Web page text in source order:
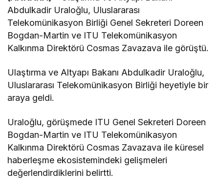
Abdulkadir Uraloğlu, Uluslararası
Telekomünikasyon Birliği Genel Sekreteri Doreen
Bogdan-Martin ve ITU Telekomünikasyon
Kalkınma Direktörü Cosmas Zavazava ile görüştü.
Ulaştırma ve Altyapı Bakanı Abdulkadir Uraloğlu,
Uluslararası Telekomünikasyon Birliği heyetiyle bir
araya geldi.
Uraloğlu, görüşmede ITU Genel Sekreteri Doreen
Bogdan-Martin ve ITU Telekomünikasyon
Kalkınma Direktörü Cosmas Zavazava ile küresel
haberleşme ekosistemindeki gelişmeleri
değerlendirdiklerini belirtti.